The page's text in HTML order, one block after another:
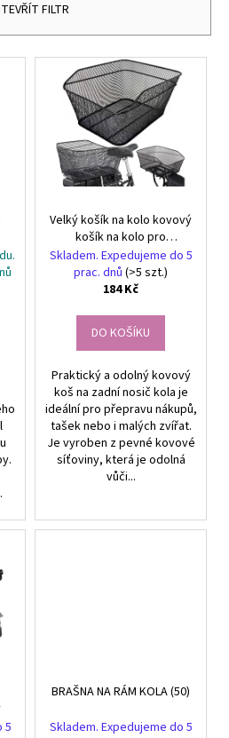
FILTR
Velký košík na kolo kovový
košík na kolo pro
zavazadla silný šroubovací
koš
Skladem. Expedujeme do 5
prac. dnů (>5 szt.)
184 Kč
DO KOŠÍKU
Praktický a odolný kovový
koš na zadní nosič kola je
ideální pro přepravu nákupů,
tašek nebo i malých zvířat.
Je vyroben z pevné kovové
síťoviny, která je odolná
vůči...
5
BRAŠNA NA RÁM KOLA (50)
Skladem. Expedujeme do 5